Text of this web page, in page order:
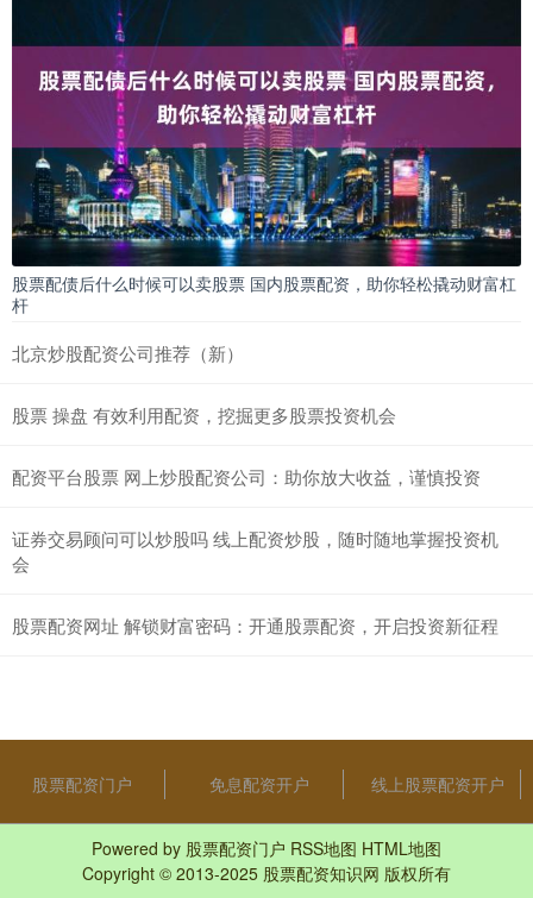
股票配债后什么时候可以卖股票 国内股票配资，助你轻松撬动财富杠
杆
北京炒股配资公司推荐（新）
股票 操盘 有效利用配资，挖掘更多股票投资机会
配资平台股票 网上炒股配资公司：助你放大收益，谨慎投资
证券交易顾问可以炒股吗 线上配资炒股，随时随地掌握投资机
会
股票配资网址 解锁财富密码：开通股票配资，开启投资新征程
股票配资门户 免息配资开户 线上股票配资开户
Powered by 股票配资门户 RSS地图 HTML地图
Copyright © 2013-2025 股票配资知识网 版权所有